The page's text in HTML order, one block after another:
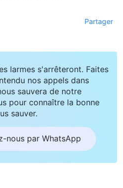
Partager
larmes s'arrêteront. Faites
nos appels dans
sauvera de notre
pour connaître la bonne
sauver.
nous par WhatsApp